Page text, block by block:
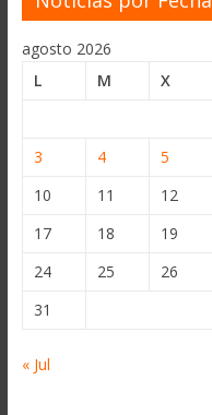
agosto 2026
L
M X
3
4 5
10
11 12
17
18 19
24
25 26
31
« Jul